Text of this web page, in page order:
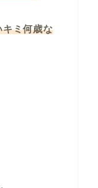
キミ何歳な